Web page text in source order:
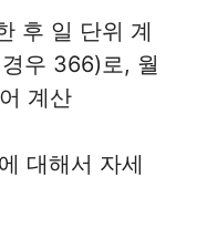
후 일 단위 계
우 366)로, 월
계산
대해서 자세